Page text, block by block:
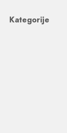
Kategorije